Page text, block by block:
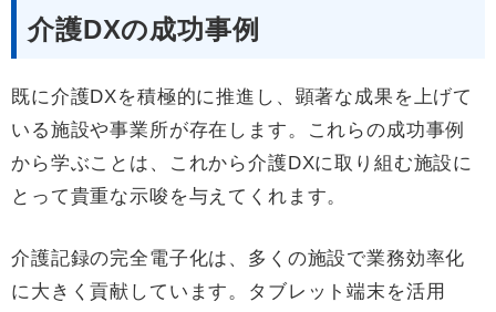
介護DXの成功事例
既に介護DXを積極的に推進し、顕著な成果を上げて
いる施設や事業所が存在します。これらの成功事例
から学ぶことは、これから介護DXに取り組む施設に
とって貴重な示唆を与えてくれます。
介護記録の完全電子化は、多くの施設で業務効率化
に大きく貢献しています。タブレット端末を活用